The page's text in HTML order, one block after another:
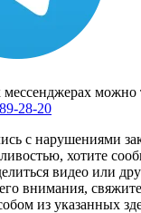
мессенджерах можно
28-20
с нарушениями
хотите
видео или
внимания,
из указанных